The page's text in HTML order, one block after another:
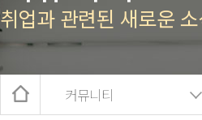
취업과 관련된 새로운
커뮤니티